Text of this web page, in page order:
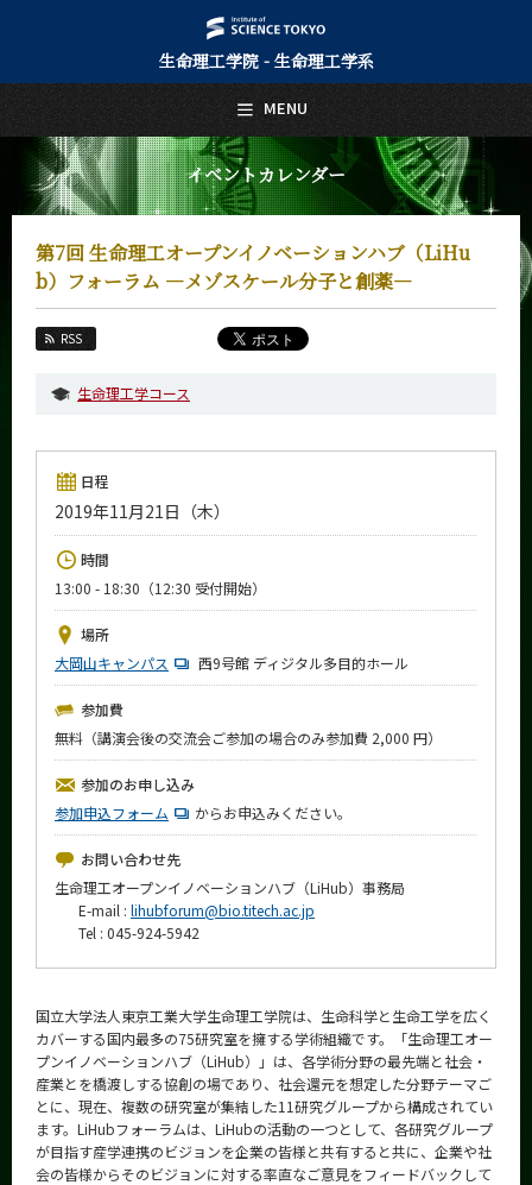
生命理工学院 - 生命理工学系
イベントカレンダー
第7回 生命理工オープンイノベーションハブ（LiHu
b）フォーラム ―メゾスケール分子と創薬―
RSS
生命理工学コース
日程
2019年11月21日（木）
時間
13:00 - 18:30（12:30 受付開始）
場所
大岡山キャンパス
西9号館 ディジタル多目的ホール
参加費
無料（講演会後の交流会ご参加の場合のみ参加費 2,000 円）
参加のお申し込み
参加申込フォーム
からお申込みください。
お問い合わせ先
生命理工オープンイノベーションハブ（LiHub）事務局
E-mail : lihubforum@bio.titech.ac.jp
Tel : 045-924-5942
国立大学法人東京工業大学生命理工学院は、生命科学と生命工学を広く
カバーする国内最多の75研究室を擁する学術組織です。「生命理工オー
プンイノベーションハブ（LiHub）」は、各学術分野の最先端と社会・
産業とを橋渡しする協創の場であり、社会還元を想定した分野テーマご
とに、現在、複数の研究室が集結した11研究グループから構成されてい
ます。LiHubフォーラムは、LiHubの活動の一つとして、各研究グループ
が目指す産学連携のビジョンを企業の皆様と共有すると共に、企業や社
会の皆様からそのビジョンに対する率直なご意見をフィードバックして
MENU
日本語 English
トップページ
Top Page
生命理工学系について
About Us
Education
教員・研究室
Faculty and Laboratories
未来
Admissions
生命理工学系 News
News
イベントカレンダー
Event Calendar
今後のイベント
今後の課程別イベント
年別アーカイブ
学内向け情報
系詳細情報
CLOSE